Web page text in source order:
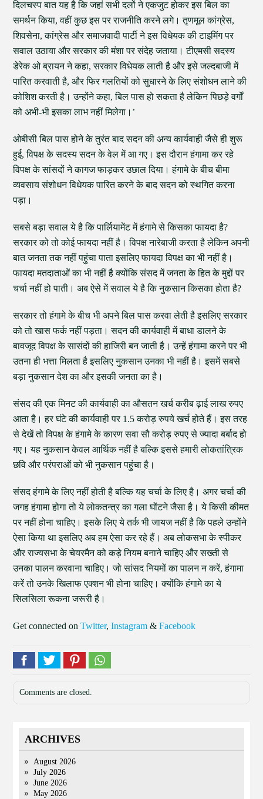
दिलचस्प बात यह है कि जहां सभी दलों ने एकजुट होकर इस बिल का
समर्थन किया, वहीं कुछ इस पर राजनीति करने लगे। तृणमूल कांग्रेस,
शिवसेना, कांग्रेस और समाजवादी पार्टी ने इस विधेयक की टाइमिंग पर
सवाल उठाया और सरकार की मंशा पर संदेह जताया। टीएमसी सदस्य
डेरेक ओ ब्रायन ने कहा, सरकार विधेयक लाती है और इसे जल्दबाजी में
पारित करवाती है, और फिर गलतियों को सुधारने के लिए संशोधन लाने की
कोशिश करती है। उन्होंने कहा, बिल पास हो सकता है लेकिन पिछड़े वर्गों
को अभी-भी इसका लाभ नहीं मिलेगा।’
ओबीसी बिल पास होने के तुरंत बाद सदन की अन्य कार्यवाही जैसे ही शुरू
हुई, विपक्ष के सदस्य सदन के वेल में आ गए। इस दौरान हंगामा कर रहे
विपक्ष के सांसदों ने कागज फाड़कर उछाल दिया। हंगामे के बीच बीमा
व्यवसाय संशोधन विधेयक पारित करने के बाद सदन को स्थगित करना
पड़ा।
सबसे बड़ा सवाल ये है कि पार्लियामेंट में हंगामे से किसका फायदा है?
सरकार को तो कोई फायदा नहीं है। विपक्ष नारेबाजी करता है लेकिन अपनी
बात जनता तक नहीं पहुंचा पाता इसलिए फायदा विपक्ष का भी नहीं है।
फायदा मतदाताओं का भी नहीं है क्योंकि संसद में जनता के हित के मुद्दों पर
चर्चा नहीं हो पाती। अब ऐसे में सवाल ये है कि नुकसान किसका होता है?
सरकार तो हंगामे के बीच भी अपने बिल पास करवा लेती है इसलिए सरकार
को तो खास फर्क नहीं पड़ता। सदन की कार्यवाही में बाधा डालने के
बावजूद विपक्ष के सासंदों की हाजिरी बन जाती है। उन्हें हंगामा करने पर भी
उतना ही भत्ता मिलता है इसलिए नुकसान उनका भी नहीं है। इसमें सबसे
बड़ा नुकसान देश का और इसकी जनता का है।
संसद की एक मिनट की कार्यवाही का औसतन खर्च करीब ढ़ाई लाख रुपए
आता है। हर घंटे की कार्यवाही पर 1.5 करोड़ रुपये खर्च होते हैं। इस तरह
से देखें तो विपक्ष के हंगामे के कारण सवा सौ करोड़ रुपए से ज्यादा बर्बाद हो
गए। यह नुकसान केवल आर्थिक नहीं है बल्कि इससे हमारी लोकतांत्रिक
छवि और परंपराओं को भी नुकसान पहुंचा है।
संसद हंगामे के लिए नहीं होती है बल्कि यह चर्चा के लिए है। अगर चर्चा की
जगह हंगामा होगा तो ये लोकतन्त्र का गला घोंटने जैसा है। ये किसी कीमत
पर नहीं होना चाहिए। इसके लिए ये तर्क भी जायज नहीं है कि पहले उन्होंने
ऐसा किया था इसलिए अब हम ऐसा कर रहे हैं। अब लोकसभा के स्पीकर
और राज्यसभा के चेयरमैन को कड़े नियम बनाने चाहिए और सख्ती से
उनका पालन करवाना चाहिए। जो सांसद नियमों का पालन न करें, हंगामा
करें तो उनके खिलाफ एक्शन भी होना चाहिए। क्योंकि हंगामे का ये
सिलसिला रूकना जरूरी है।
Get connected onTwitter,Instagram &Facebook
Comments are closed.
ARCHIVES
August 2026
July 2026
June 2026
May 2026